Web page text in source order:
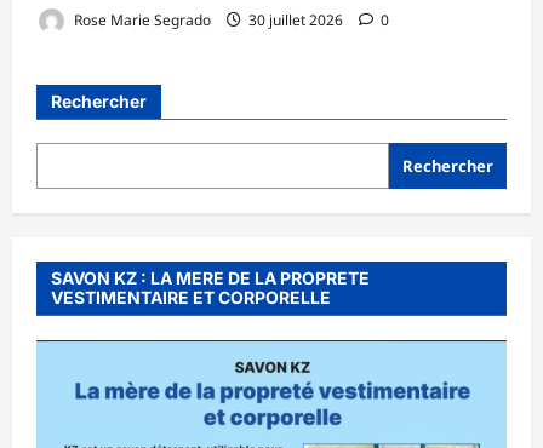
Rose Marie Segrado 30 juillet 2026 0
Rechercher
Rechercher
SAVON KZ : LA MERE DE LA PROPRETE
VESTIMENTAIRE ET CORPORELLE